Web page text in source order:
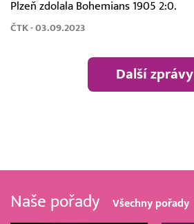
Plzeň zdolala Bohemians 1905 2:0.
ČTK - 03.09.2023
Další zprávy
Naše pořady Všechny pořady